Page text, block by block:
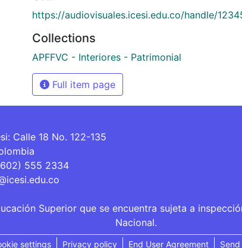
https://audiovisuales.icesi.edu.co/handle/
Collections
APFFVC - Interiores - Patrimonial
Full item page
Calle 18 No. 122-135
555 2334
Superior que se encuentra sujeta a
Nacional.
settings Privacy policy End User Agreement